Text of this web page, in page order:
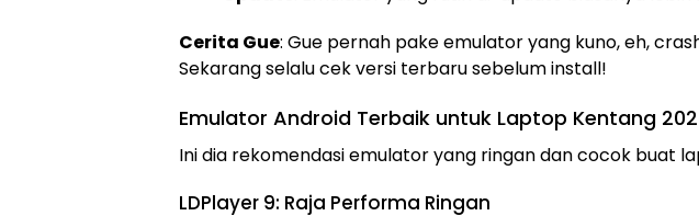
Cerita Gue: Gue pernah pake emulator yang kuno, eh,
Sekarang selalu cek versi terbaru sebelum install!
Emulator Android Terbaik untuk Laptop Kentang
Ini dia rekomendasi emulator yang ringan dan cocok buat
LDPlayer 9: Raja Performa Ringan